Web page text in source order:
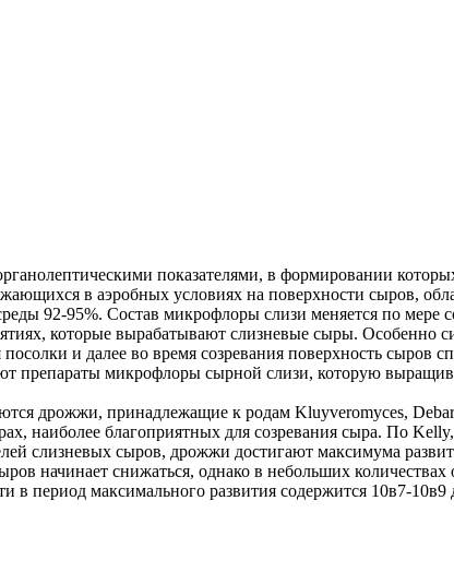
показателями, в формировании
в аэробных условиях на поверхности сыров,
92-95%. Состав микрофлоры слизи меняется по мере
которые вырабатывают слизневые сыры. Особенно
и далее во время созревания поверхность сыров
препараты микрофлоры сырной слизи, которую
дрожжи, принадлежащие к родам Kluyveromyces,
наиболее благоприятных для созревания сыра. По
слизневых сыров, дрожжи достигают максимума
начинает снижаться, однако в небольших
в период максимального развития содержится 10в7-